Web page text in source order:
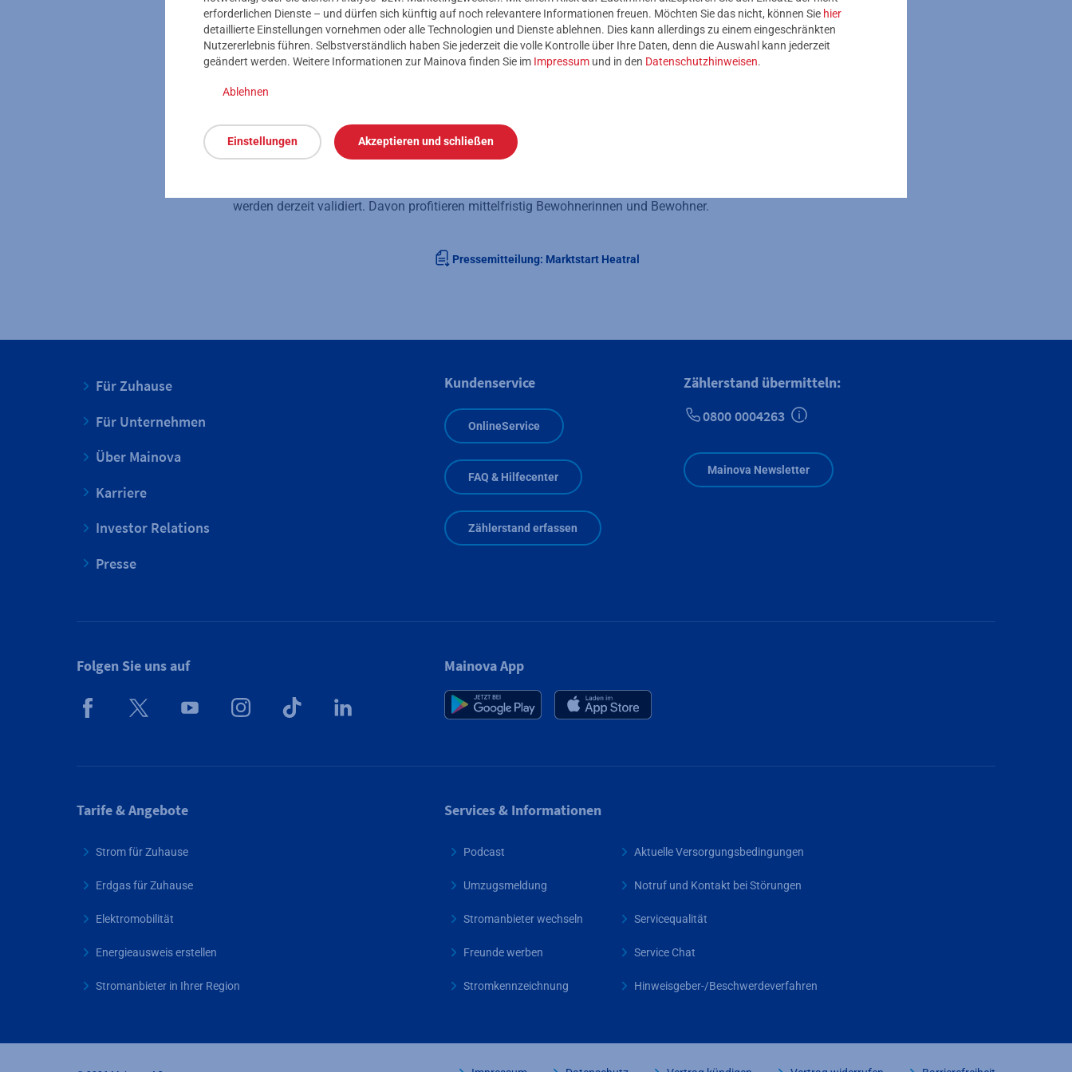
erforderlichen Dienste – und dürfen sich künftig auf noch relevantere Informationen freuen. Möchten Sie das nicht, können Sie hier
detaillierte Einstellungen vornehmen oder alle Technologien und Dienste ablehnen. Dies kann allerdings zu einem eingeschränkten
Nutzererlebnis führen. Selbstverständlich haben Sie jederzeit die volle Kontrolle über Ihre Daten, denn die Auswahl kann jederzeit
geändert werden. Weitere Informationen zur Mainova finden Sie im Impressum und in den Datenschutzhinweisen.
Ablehnen
Einstellungen Akzeptieren und schließen
Einsparpotenziale und Umweltschutz
Vor dem Marktstart testeten Mainova und ABG Heatral ausgiebig. Die ABG installierte stadtweit Sensoren in
ihren Gebäuden. Allein in der Platensiedlung setzte die ABG über 100 Sensoren zur Temperatur- und
Zwischengeschossen ein und kann sowohl Wasserschäden früh erkennen als auch die Temperatur der
Trinkwasserzirkulation überwachen. In einer rund anderthalbjährigen Pilotphase optimierten die beiden
werden derzeit validiert. Davon profitieren mittelfristig Bewohnerinnen und Bewohner.
Pressemitteilung: Marktstart Heatral
Für Zuhause
Für Unternehmen
Über Mainova
Karriere
Investor Relations
Presse
Kundenservice
OnlineService
FAQ & Hilfecenter
Zählerstand erfassen
Zählerstand übermitteln:
0800 0004263
Mainova Newsletter
Folgen Sie uns auf Mainova App
Tarife & Angebote
Strom für Zuhause
Erdgas für Zuhause
Elektromobilität
Energieausweis erstellen
Stromanbieter in Ihrer Region
Services & Informationen
Podcast
Umzugsmeldung
Stromanbieter wechseln
Freunde werben
Stromkennzeichnung
Aktuelle Versorgungsbedingungen
Notruf und Kontakt bei Störungen
Servicequalität
Service Chat
Hinweisgeber-/Beschwerdeverfahren